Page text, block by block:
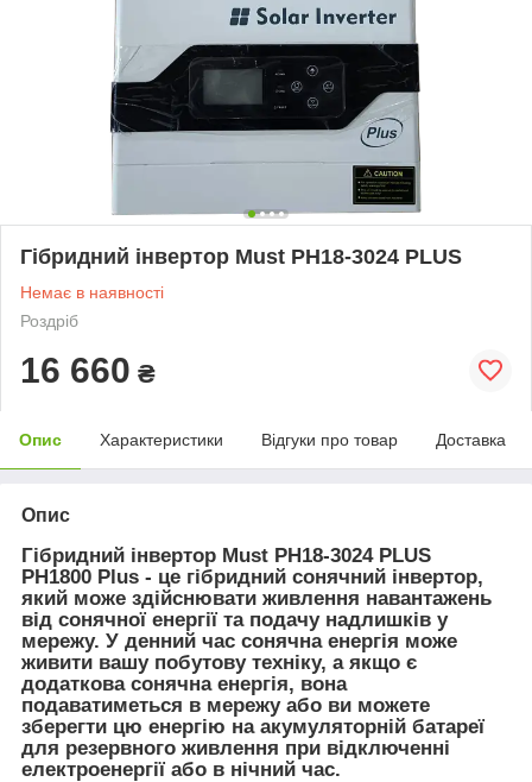
Гібридний інвертор Must PH18-3024 PLUS
Немає в наявності
Роздріб
16 660 ₴
Опис Характеристики Відгуки про товар Доставка
Опис
Гібридний інвертор Must PH18-3024 PLUS
PH1800 Plus - це гібридний сонячний інвертор,
який може здійснювати живлення навантажень
від сонячної енергії та подачу надлишків у
мережу. У денний час сонячна енергія може
живити вашу побутову техніку, а якщо є
додаткова сонячна енергія, вона
подаватиметься в мережу або ви можете
зберегти цю енергію на акумуляторній батареї
для резервного живлення при відключенні
електроенергії або в нічний час.